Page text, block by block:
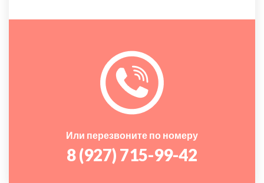
Или перезвоните по номеру
8 (927) 715-99-42